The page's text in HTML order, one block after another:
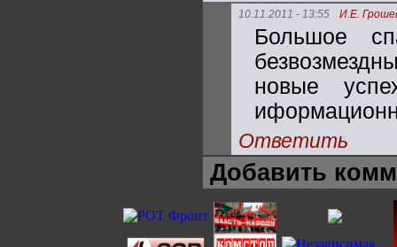
10.11.2011 - 13:55 И.Е.
Большое
новые
Ответить
Добавить